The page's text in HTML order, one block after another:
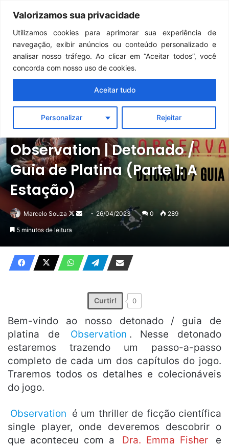
Valorizamos sua privacidade
Utilizamos cookies para aprimorar sua experiência de
navegação, exibir anúncios ou conteúdo personalizado e
analisar nosso tráfego. Ao clicar em “Aceitar todos”, você
concorda com nosso uso de cookies.
Personalizar Rejeitar
Aceitar tudo
Menu
Notícias
Observation | Detonado /
Guia de Platina (Parte 1: A
Estação)
Marcelo Souza
Follow
Mande26/04/2023 0 289
5 minutos de leitura
Curtir! 0
Bem-vindo ao nosso detonado / guia de
platina de
Observation . Nesse detonado
estaremos trazendo um passo-a-passo
completo de cada um dos capítulos do jogo.
Traremos todos os detalhes e colecionáveis
do jogo.
Observation é um thriller de ficção científica
single player, onde deveremos descobrir o
que aconteceu com a
Dra. Emma Fisher
e